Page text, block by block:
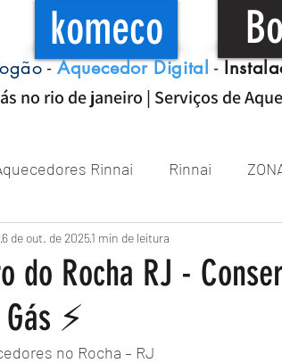
komeco
-Aquecedor Digital -
no rio de janeiro | Serviços de
Rinnai Rinnai
de Rio de janeiro
aquecedor
do Rocha RJ -
⚡
6 de out. de 20251 min de leitura
no Rocha – RJ